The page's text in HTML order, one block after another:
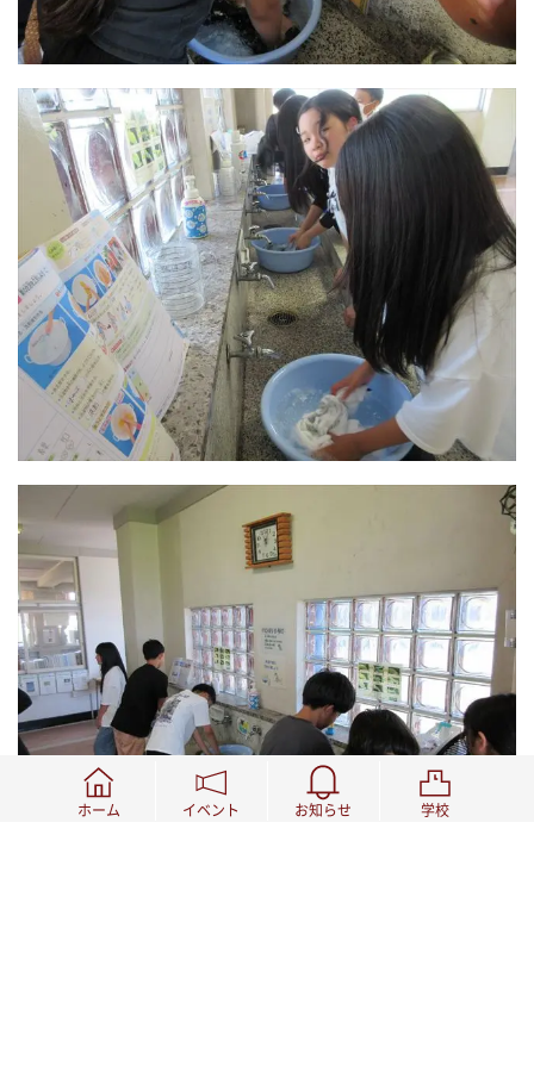
ホーム イベント お知らせ 学校